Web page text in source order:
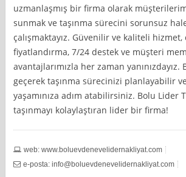
uzmanlaşmış bir firma olarak
sunmak ve taşınma sürecini sorunsuz
çalışmaktayız. Güvenilir ve kaliteli hizmet,
fiyatlandırma, 7/24 destek ve müşteri
avantajlarımızla her zaman
geçerek taşınma sürecinizi planlayabilir
yaşamınıza adım atabilirsiniz. Bolu Lider
taşınmayı kolaylaştıran lider bir firma!
web: www.boluevdenevelidernakliyat.com
e-posta:info@boluevdenevelidernakliyat.com